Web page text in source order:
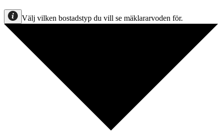
Välj vilken bostadstyp du vill se mäklararvoden för.